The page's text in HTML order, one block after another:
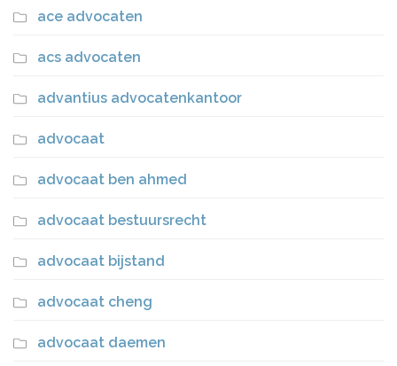
ace advocaten
acs advocaten
advantius advocatenkantoor
advocaat
advocaat ben ahmed
advocaat bestuursrecht
advocaat bijstand
advocaat cheng
advocaat daemen